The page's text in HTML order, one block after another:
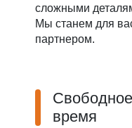
сложными
Мы станем для
партнером.
время